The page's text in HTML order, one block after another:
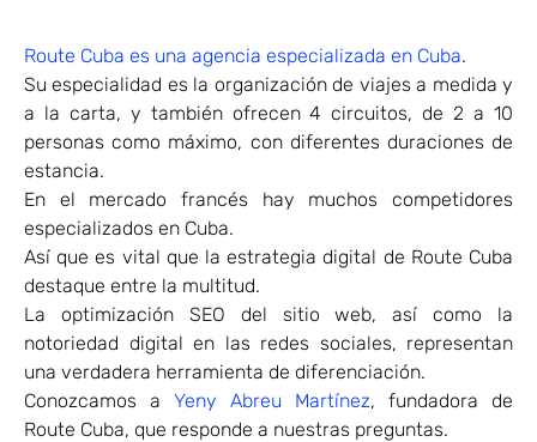
Route Cuba es una agencia especializada en Cuba.
Su especialidad es la organización de viajes a medida y
a la carta, y también ofrecen 4 circuitos, de 2 a 10
personas como máximo, con diferentes duraciones de
estancia.
En el mercado francés hay muchos competidores
especializados en Cuba.
Así que es vital que la estrategia digital de Route Cuba
destaque entre la multitud.
La optimización SEO del sitio web, así como la
notoriedad digital en las redes sociales, representan
una verdadera herramienta de diferenciación.
Conozcamos a Yeny Abreu Martínez, fundadora de
Route Cuba, que responde a nuestras preguntas.